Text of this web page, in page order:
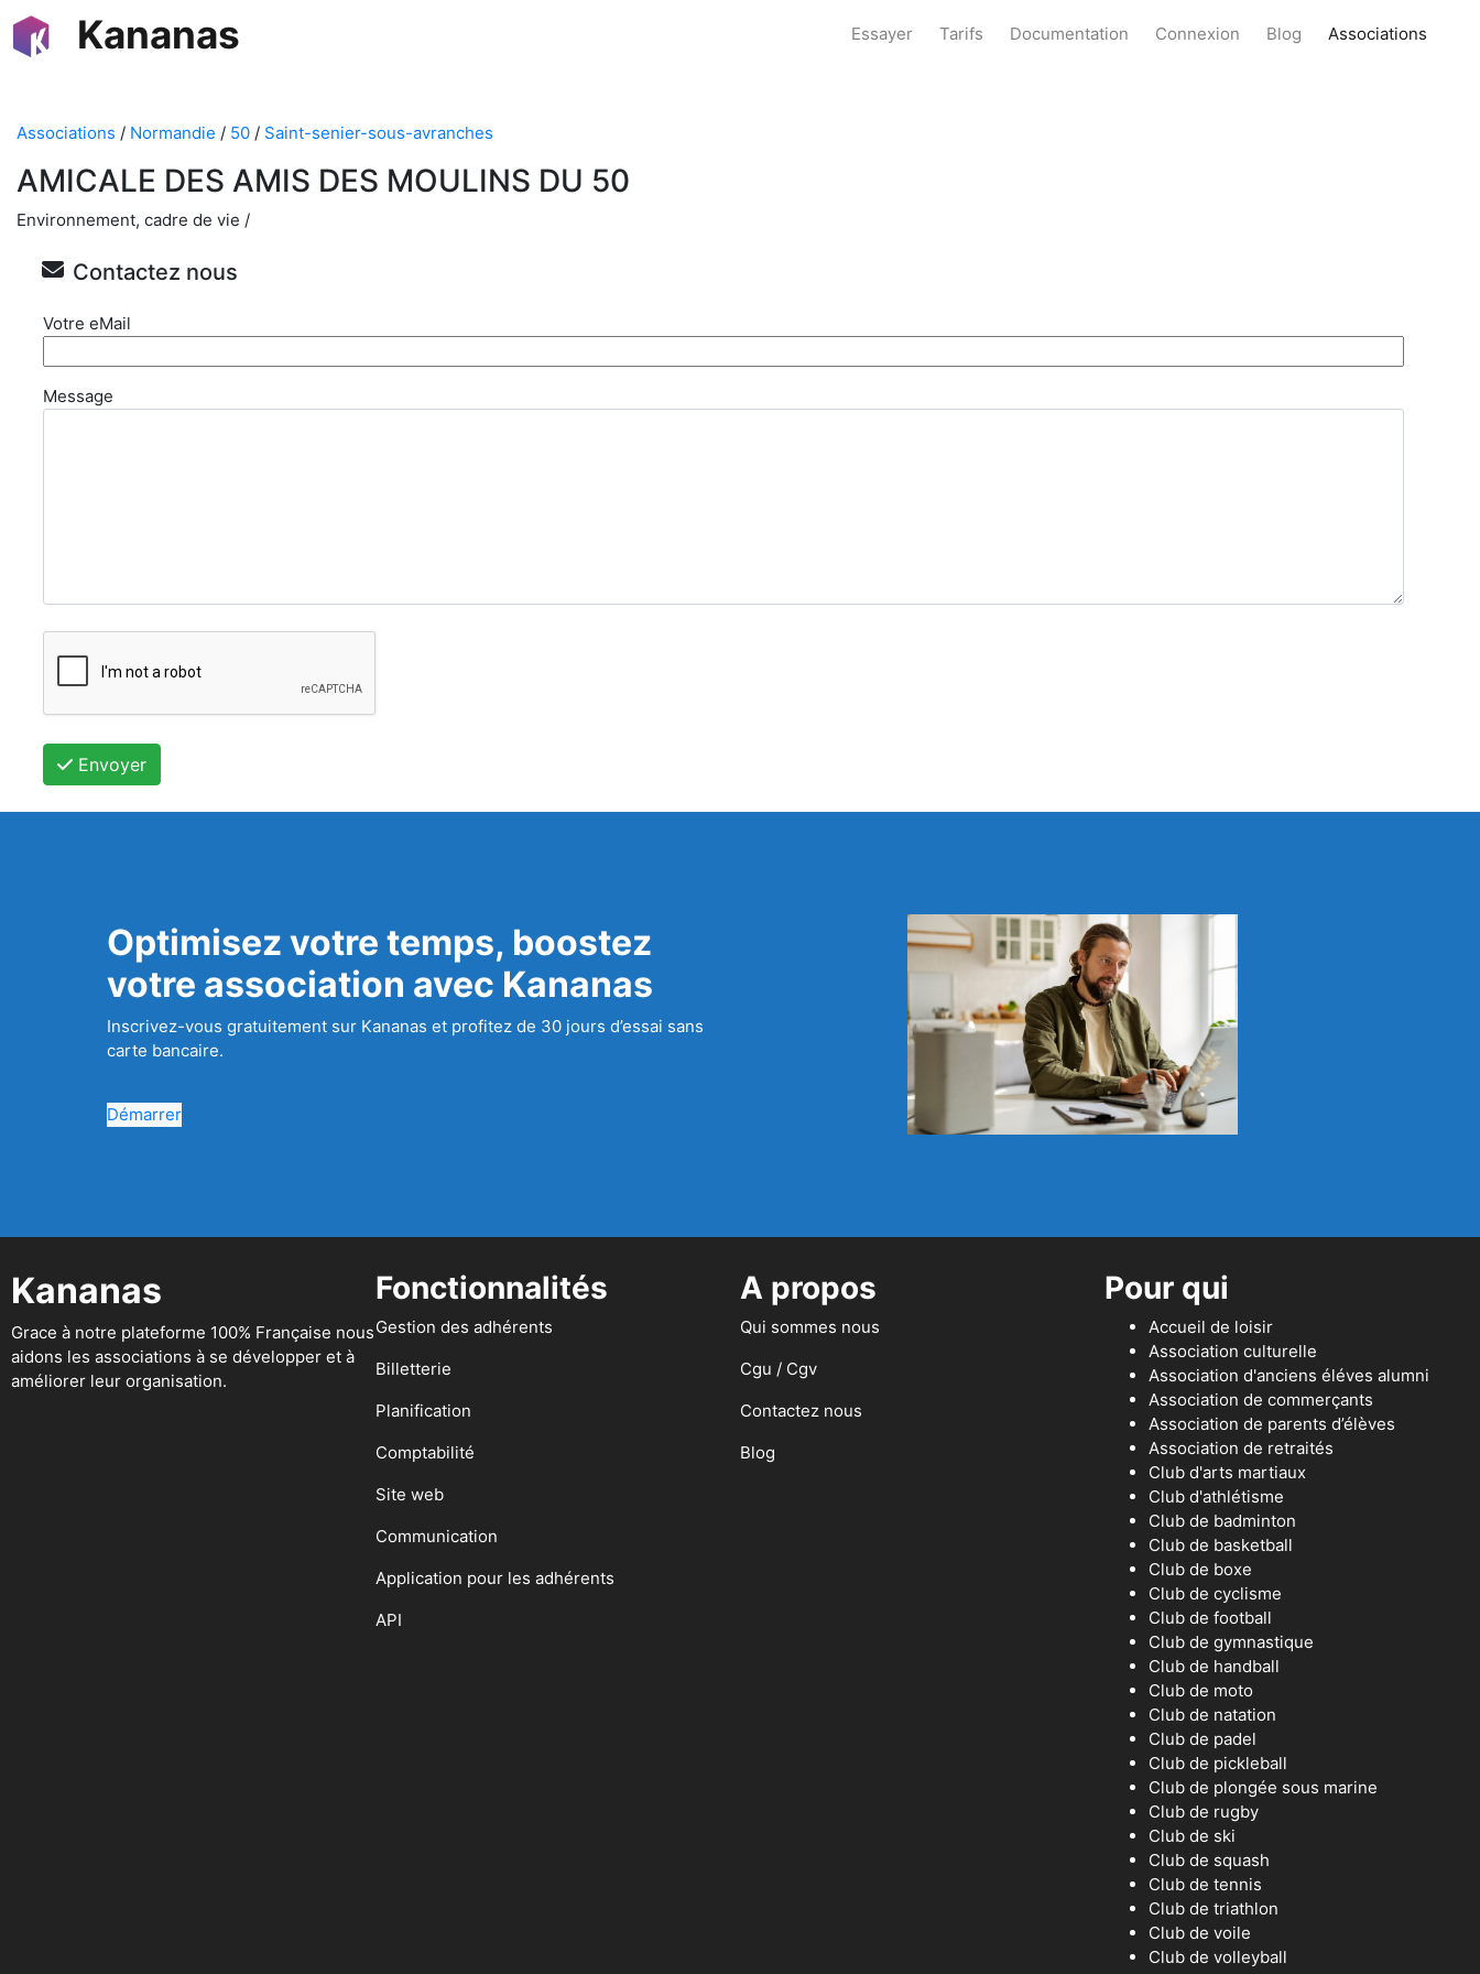
Kananas Essayer Tarifs Documentation Connexion Blog Associations
Associations / Normandie / 50 / Saint-senier-sous-avranches
AMICALE DES AMIS DES MOULINS DU 50
Environnement, cadre de vie /
Contactez nous
Votre eMail
Message
Envoyer
Optimisez votre temps, boostez
votre association avec Kananas
Inscrivez-vous gratuitement sur Kananas et profitez de 30 jours d’essai sans
carte bancaire.
Démarrer
Kananas
Grace à notre plateforme 100% Française nous
aidons les associations à se développer et à
améliorer leur organisation.
Fonctionnalités
Gestion des adhérents
Billetterie
Planification
Comptabilité
Site web
Communication
Application pour les adhérents
API
A propos
Qui sommes nous
Cgu / Cgv
Contactez nous
Blog
Pour qui
Accueil de loisir
Association culturelle
Association d'anciens éléves alumni
Association de commerçants
Association de parents d’élèves
Association de retraités
Club d'arts martiaux
Club d'athlétisme
Club de badminton
Club de basketball
Club de boxe
Club de cyclisme
Club de football
Club de gymnastique
Club de handball
Club de moto
Club de natation
Club de padel
Club de pickleball
Club de plongée sous marine
Club de rugby
Club de ski
Club de squash
Club de tennis
Club de triathlon
Club de voile
Club de volleyball